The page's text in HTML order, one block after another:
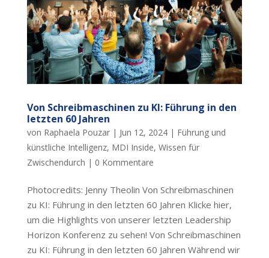
Von Schreibmaschinen zu KI: Führung in den
letzten 60 Jahren
von Raphaela Pouzar| Jun 12, 2024| Führung und
künstliche Intelligenz, MDI Inside, Wissen für
Zwischendurch | 0 Kommentare
Photocredits: Jenny Theolin Von Schreibmaschinen
zu KI: Führung in den letzten 60 Jahren Klicke hier,
um die Highlights von unserer letzten Leadership
Horizon Konferenz zu sehen! Von Schreibmaschinen
zu KI: Führung in den letzten 60 Jahren Während wir